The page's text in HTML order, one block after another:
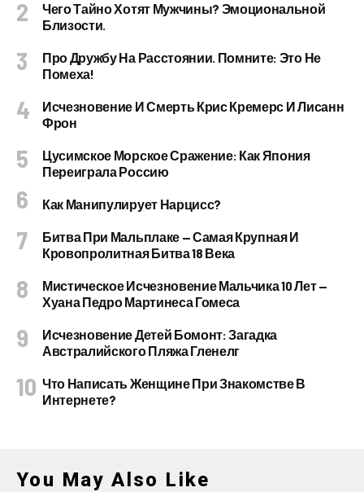
Чего Тайно Хотят Мужчины? Эмоциональной
Близости.
Про Дружбу На Расстоянии. Помните: Это Не
Помеха!
Исчезновение И Смерть Крис Кремерс И Лисанн
Фрон
Цусимское Морское Сражение: Как Япония
Переиграла Россию
Как Манипулирует Нарцисс?
Битва При Мальплаке — Самая Крупная И
Кровопролитная Битва 18 Века
Мистическое Исчезновение Мальчика 10 Лет —
Хуана Педро Мартинеса Гомеса
Исчезновение Детей Бомонт: Загадка
Австралийского Пляжа Гленелг
Что Написать Женщине При Знакомстве В
Интернете?
You May Also Like